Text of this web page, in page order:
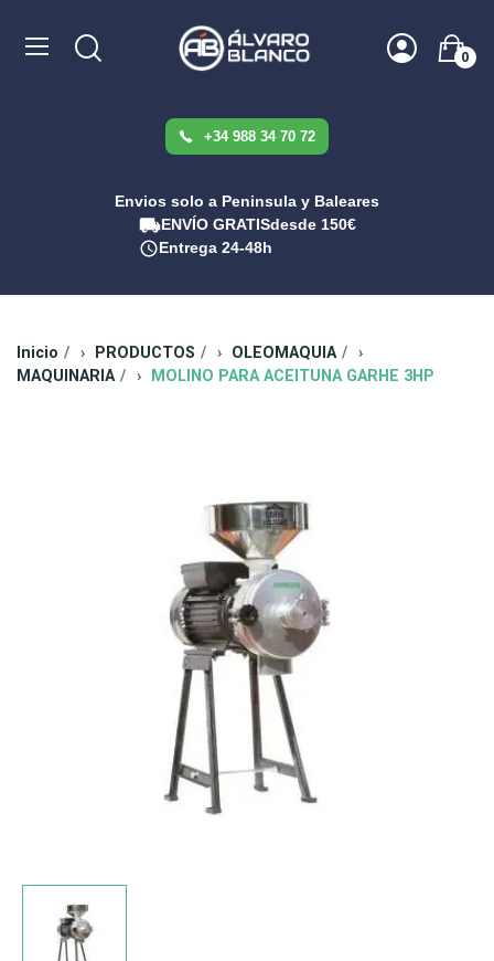
0
+34 988 34 70 72
Envios solo a Peninsula y Baleares
ENVÍO GRATISdesde 150€
Entrega 24-48h
Inicio PRODUCTOS
OLEOMAQUIA
MAQUINARIA
MOLINO PARA ACEITUNA GARHE 3HP